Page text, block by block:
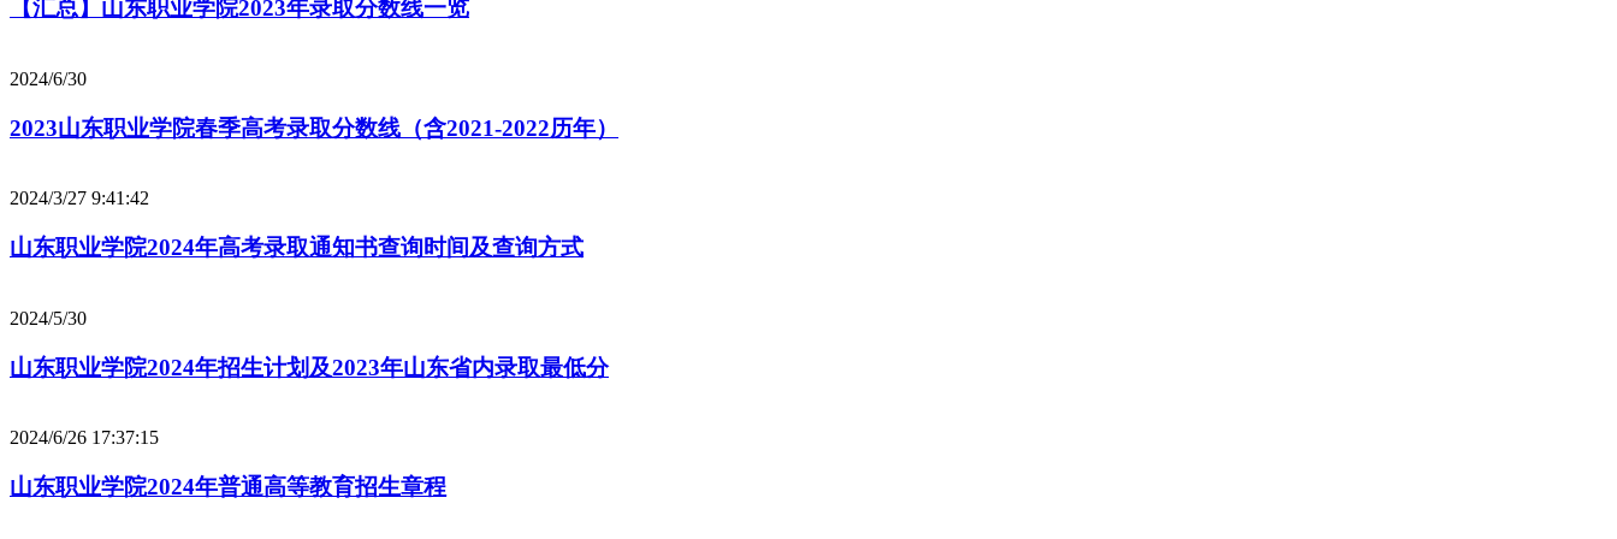
【汇总】山东职业学院2023年录取分数线一览
2024/6/30
2023山东职业学院春季高考录取分数线（含2021-2022历年）
2024/3/27 9:41:42
山东职业学院2024年高考录取通知书查询时间及查询方式
2024/5/30
山东职业学院2024年招生计划及2023年山东省内录取最低分
2024/6/26 17:37:15
山东职业学院2024年普通高等教育招生章程